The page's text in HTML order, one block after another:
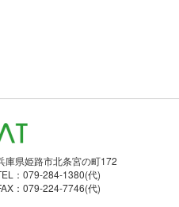
県姫路市北条宮の町172
284-1380(代)
224-7746(代)